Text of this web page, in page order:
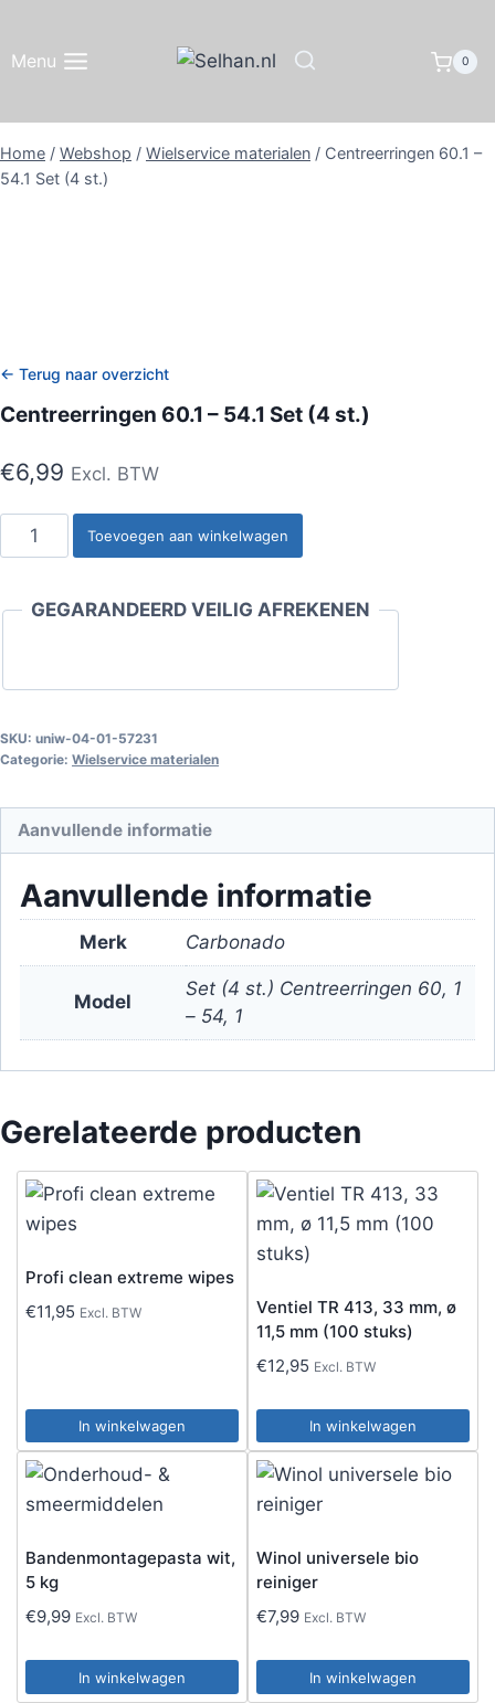
inhoud
Menu 0
Home / Webshop / Wielservice materialen / Centreerringen 60.1 –
54.1 Set (4 st.)
← Terug naar overzicht
Centreerringen 60.1 – 54.1 Set (4 st.)
€6,99 Excl. BTW
Centreerringen
60.1
54.1
aantal
Toevoegen aan winkelwagen
GEGARANDEERD VEILIG AFREKENEN
SKU: uniw-04-01-57231
Categorie: Wielservice materialen
Aanvullende informatie
Aanvullende informatie
Merk Carbonado
Model
Set (4 st.) Centreerringen 60, 1
– 54, 1
Gerelateerde producten
Profi clean extreme wipes
€11,95 Excl. BTW
In winkelwagen
Ventiel TR 413, 33 mm, ø
11,5 mm (100 stuks)
€12,95 Excl. BTW
In winkelwagen
Bandenmontagepasta wit,
5 kg
€9,99 Excl. BTW
In winkelwagen
Winol universele bio
reiniger
€7,99 Excl. BTW
In winkelwagen